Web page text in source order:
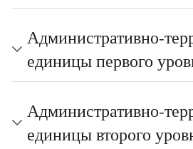
Административно-
единицы первого
Административно-
единицы второго